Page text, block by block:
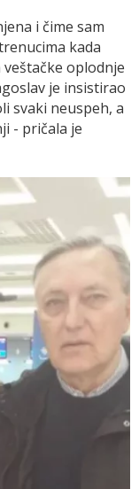
i čime sam
kada
oplodnje
je insistirao
svaki neuspeh, a
- pričala je